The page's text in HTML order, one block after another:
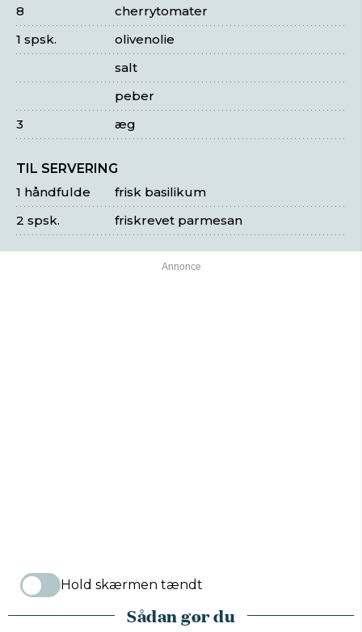
cherrytomater
8
olivenolie
1 spsk.
salt
peber
æg
3
TIL SERVERING
frisk basilikum
1 håndfulde
friskrevet parmesan
2 spsk.
Hold skærmen tændt
Sådan gør du